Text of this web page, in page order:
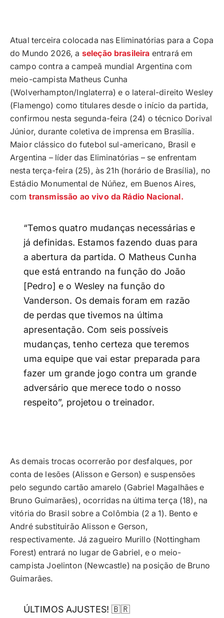
Atual terceira colocada nas Eliminatórias para a Copa
do Mundo 2026, a seleção brasileira entrará em
campo contra a campeã mundial Argentina com
meio-campista Matheus Cunha
(Wolverhampton/Inglaterra) e o lateral-direito Wesley
(Flamengo) como titulares desde o início da partida,
confirmou nesta segunda-feira (24) o técnico Dorival
Júnior, durante coletiva de imprensa em Brasília.
Maior clássico do futebol sul-americano, Brasil e
Argentina – líder das Eliminatórias – se enfrentam
nesta terça-feira (25), às 21h (horário de Brasília), no
Estádio Monumental de Núñez, em Buenos Aires,
com transmissão ao vivo da Rádio Nacional.
“Temos quatro mudanças necessárias e
já definidas. Estamos fazendo duas para
a abertura da partida. O Matheus Cunha
que está entrando na função do João
[Pedro] e o Wesley na função do
Vanderson. Os demais foram em razão
de perdas que tivemos na última
apresentação. Com seis possíveis
mudanças, tenho certeza que teremos
uma equipe que vai estar preparada para
fazer um grande jogo contra um grande
adversário que merece todo o nosso
respeito”, projetou o treinador.
As demais trocas ocorrerão por desfalques, por
conta de lesões (Alisson e Gerson) e suspensões
pelo segundo cartão amarelo (Gabriel Magalhães e
Bruno Guimarães), ocorridas na última terça (18), na
vitória do Brasil sobre a Colômbia (2 a 1). Bento e
André substituirão Alisson e Gerson,
respectivamente. Já zagueiro Murillo (Nottingham
Forest) entrará no lugar de Gabriel, e o meio-
campista Joelinton (Newcastle) na posição de Bruno
Guimarães.
ÚLTIMOS AJUSTES! 🇧🇷